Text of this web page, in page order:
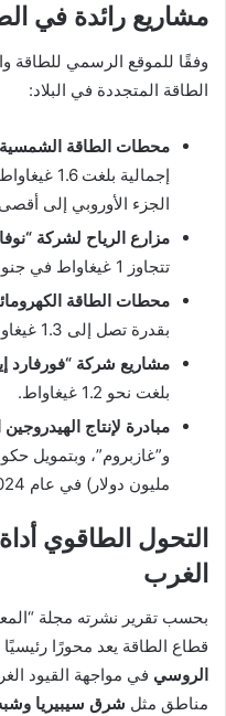
مشاريع رائدة في
وفقًا للموقع الرسمي للطاقة
الطاقة المتجددة في البلاد:
محطات الطاقة الشمسية
الجزء الأوروبي إلى
مزارع الرياح لشركة
تتجاوز 1 غيغاواط في جنوب روسيا.
محطات الطاقة
بقدرة تصل إلى 1.3 غيغاواط.
مشاريع شركة “فورفارد
بلغت نحو 1.2 غيغاواط.
مبادرة لإنتاج الهيدروجين
و”غازبروم”، وبتمويل
مليون دولار) في عام 2024.
التحول الطاقوي
الغرب
بحسب تقرير نشرته مجلة
قطاع الطاقة يعد محورًا
الروسي في مواجهة القيود
مناطق مثل شرق سيبيريا